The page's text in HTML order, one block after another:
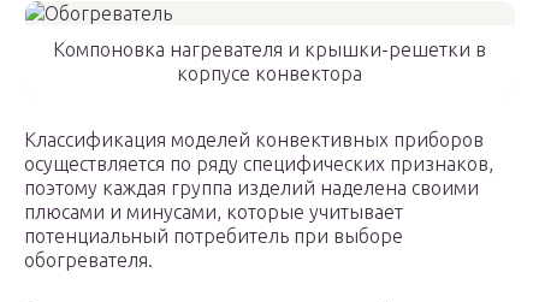
Компоновка нагревателя и крышки-решетки в
корпусе конвектора
Классификация моделей конвективных приборов
осуществляется по ряду специфических признаков,
поэтому каждая группа изделий наделена своими
плюсами и минусами, которые учитывает
потенциальный потребитель при выборе
обогревателя.